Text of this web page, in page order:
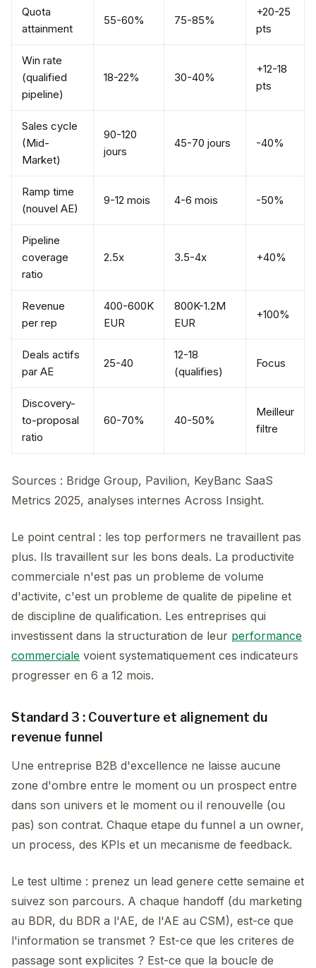
Quota
attainment
55-60% 75-85%
+20-25
pts
Win rate
(qualified
pipeline)
18-22% 30-40%
+12-18
pts
Sales cycle
(Mid-
Market)
90-120
jours
45-70 jours -40%
Ramp time
(nouvel AE)
9-12 mois 4-6 mois -50%
Pipeline
coverage
ratio
2.5x 3.5-4x +40%
Revenue
per rep
400-600K
EUR
800K-1.2M
EUR
+100%
Deals actifs
par AE
25-40
12-18
(qualifies)
Focus
Discovery-
to-proposal
ratio
60-70% 40-50%
Meilleur
filtre
Sources : Bridge Group, Pavilion, KeyBanc SaaS
Metrics 2025, analyses internes Across Insight.
Le point central : les top performers ne travaillent pas
plus. Ils travaillent sur les bons deals. La productivite
commerciale n'est pas un probleme de volume
d'activite, c'est un probleme de qualite de pipeline et
de discipline de qualification. Les entreprises qui
investissent dans la structuration de leur performance
commerciale voient systematiquement ces indicateurs
progresser en 6 a 12 mois.
Standard 3 : Couverture et alignement du
revenue funnel
Une entreprise B2B d'excellence ne laisse aucune
zone d'ombre entre le moment ou un prospect entre
dans son univers et le moment ou il renouvelle (ou
pas) son contrat. Chaque etape du funnel a un owner,
un process, des KPIs et un mecanisme de feedback.
Le test ultime : prenez un lead genere cette semaine et
suivez son parcours. A chaque handoff (du marketing
au BDR, du BDR a l'AE, de l'AE au CSM), est-ce que
l'information se transmet ? Est-ce que les criteres de
passage sont explicites ? Est-ce que la boucle de